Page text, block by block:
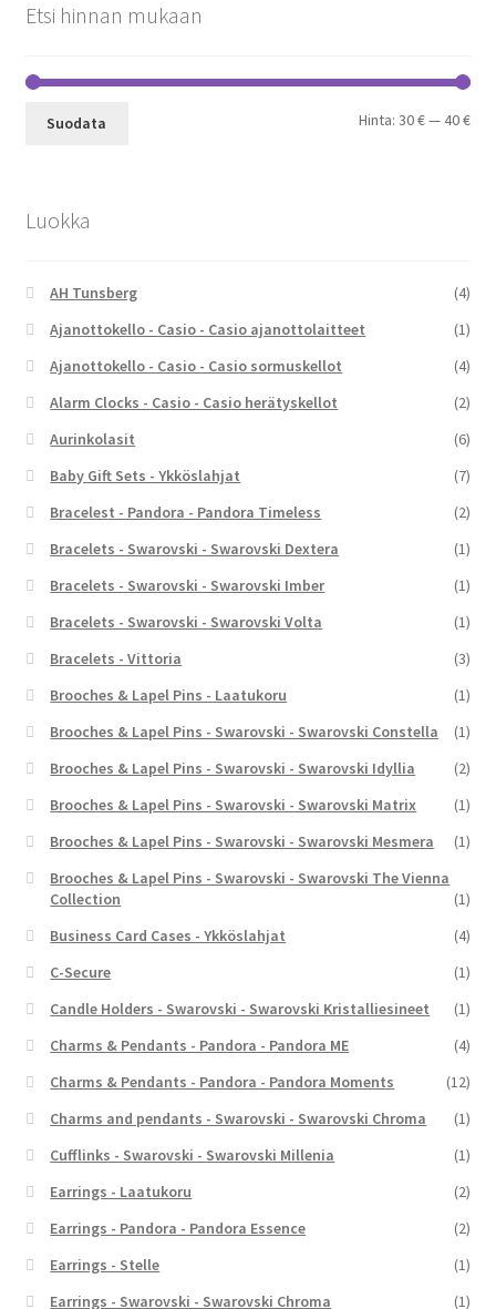
Etsi hinnan mukaan
Suodata Hinta:30 €—40 €
Luokka
AH Tunsberg
(4)
Ajanottokello - Casio - Casio ajanottolaitteet
(1)
Ajanottokello - Casio - Casio sormuskellot
(4)
Alarm Clocks - Casio - Casio herätyskellot
(2)
Aurinkolasit
(6)
Baby Gift Sets - Ykköslahjat
(7)
Bracelest - Pandora - Pandora Timeless
(2)
Bracelets - Swarovski - Swarovski Dextera
(1)
Bracelets - Swarovski - Swarovski Imber
(1)
Bracelets - Swarovski - Swarovski Volta
(1)
Bracelets - Vittoria
(3)
Brooches & Lapel Pins - Laatukoru
(1)
Brooches & Lapel Pins - Swarovski - Swarovski Constella
(1)
Brooches & Lapel Pins - Swarovski - Swarovski Idyllia
(2)
Brooches & Lapel Pins - Swarovski - Swarovski Matrix
(1)
Brooches & Lapel Pins - Swarovski - Swarovski Mesmera
(1)
Brooches & Lapel Pins - Swarovski - Swarovski The Vienna
Collection
(1)
Business Card Cases - Ykköslahjat
(4)
C-Secure
(1)
Candle Holders - Swarovski - Swarovski Kristalliesineet
(1)
Charms & Pendants - Pandora - Pandora ME
(4)
Charms & Pendants - Pandora - Pandora Moments
(12)
Charms and pendants - Swarovski - Swarovski Chroma
(1)
Cufflinks - Swarovski - Swarovski Millenia
(1)
Earrings - Laatukoru
(2)
Earrings - Pandora - Pandora Essence
(2)
Earrings - Stelle
(1)
Earrings - Swarovski - Swarovski Chroma
(1)